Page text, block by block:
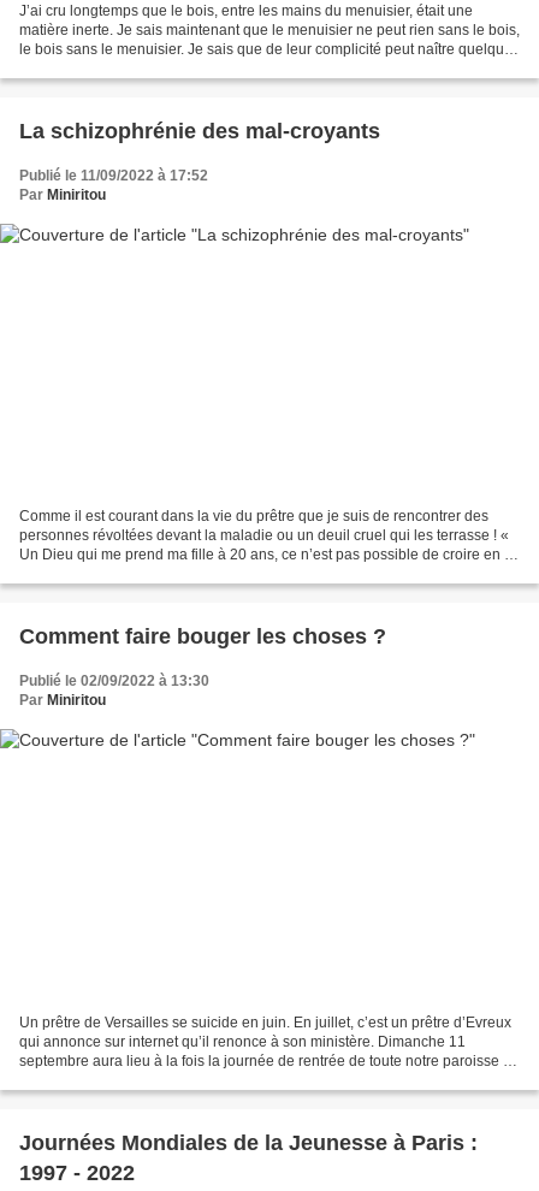
J’ai cru longtemps que le bois, entre les mains du menuisier, était une
matière inerte. Je sais maintenant que le menuisier ne peut rien sans le bois,
le bois sans le menuisier. Je sais que de leur complicité peut naître quelque
La schizophrénie des mal-croyants
Publié le 11/09/2022 à 17:52
Par Miniritou
Comme il est courant dans la vie du prêtre que je suis de rencontrer des
personnes révoltées devant la maladie ou un deuil cruel qui les terrasse ! «
Un Dieu qui me prend ma fille à 20 ans, ce n’est pas possible de croire en lui
Comment faire bouger les choses ?
Publié le 02/09/2022 à 13:30
Par Miniritou
Un prêtre de Versailles se suicide en juin. En juillet, c’est un prêtre d’Evreux
qui annonce sur internet qu’il renonce à son ministère. Dimanche 11
septembre aura lieu à la fois la journée de rentrée de toute notre paroisse et
Journées Mondiales de la Jeunesse à Paris :
1997 - 2022